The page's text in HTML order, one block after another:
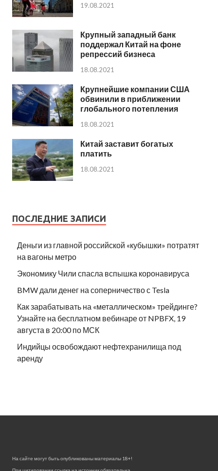
19.08.2021
Крупный западный банк
поддержал Китай на фоне
репрессий бизнеса
18.08.2021
Крупнейшие компании США
обвинили в приближении
глобального потепления
18.08.2021
Китай заставит богатых
платить
18.08.2021
ПОСЛЕДНИЕ ЗАПИСИ
Деньги из главной российской «кубышки» потратят
на вагоны метро
Экономику Чили спасла вспышка коронавируса
BMW дали денег на соперничество с Tesla
Как зарабатывать на «металлическом» трейдинге?
Узнайте на бесплатном вебинаре от NPBFX, 19
августа в 20:00 по МСК
Индийцы освобождают нефтехранилища под
аренду
На сайте могут быть опубликованы материалы 18+!